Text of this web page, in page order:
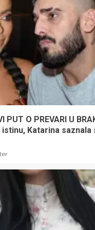
generalnu probu za
Pazar pobeđen na
igračem manje uz
Kataija!
RAFAEL HODAR U
ČETVRTFINALU
Lehečka pao posle
Košarkašice Srbije u
EP: Orlići poraženi
PUT O PREVARI U
Katarina saznala